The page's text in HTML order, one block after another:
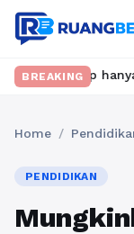
BREAKING
Home /
PENDIDIKAN